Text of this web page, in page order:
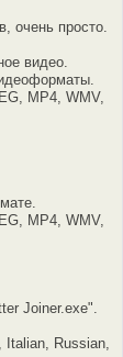
очень просто.
видео.
MP4, WMV,
MP4, WMV,
Joiner.exe".
Italian, Russian,